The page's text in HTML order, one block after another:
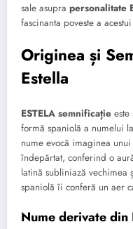
sale asupra personalitate
fascinanta poveste a
Originea și
Estella
ESTELA semnificație
formă spaniolă a numelui
nume evocă imaginea
îndepărtat, conferind o
latină subliniază
spaniolă îi conferă un aer
Nume derivate din